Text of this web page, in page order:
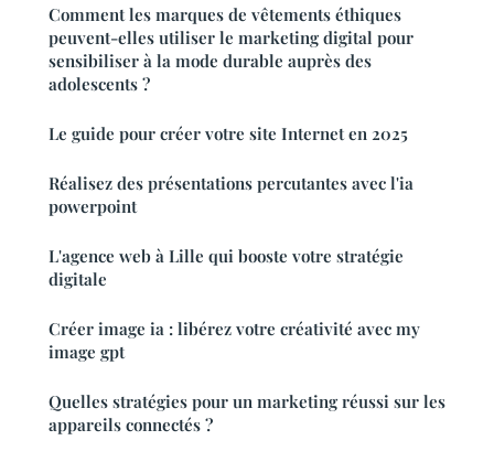
Comment les marques de vêtements éthiques
peuvent-elles utiliser le marketing digital pour
sensibiliser à la mode durable auprès des
adolescents ?
Le guide pour créer votre site Internet en 2025
Réalisez des présentations percutantes avec l'ia
powerpoint
L'agence web à Lille qui booste votre stratégie
digitale
Créer image ia : libérez votre créativité avec my
image gpt
Quelles stratégies pour un marketing réussi sur les
appareils connectés ?